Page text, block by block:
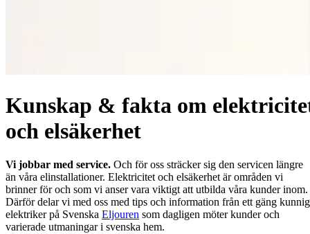
Kunskap & fakta om
och elsäkerhet
Vi jobbar med service. Och för oss sträcker sig den servicen längre
än våra elinstallationer. Elektricitet och elsäkerhet är områden vi
brinner för och som vi anser vara viktigt att utbilda våra kunder inom.
Därför delar vi med oss med tips och information från ett gäng
elektriker på Svenska Eljouren som dagligen möter kunder och
varierade utmaningar i svenska hem.